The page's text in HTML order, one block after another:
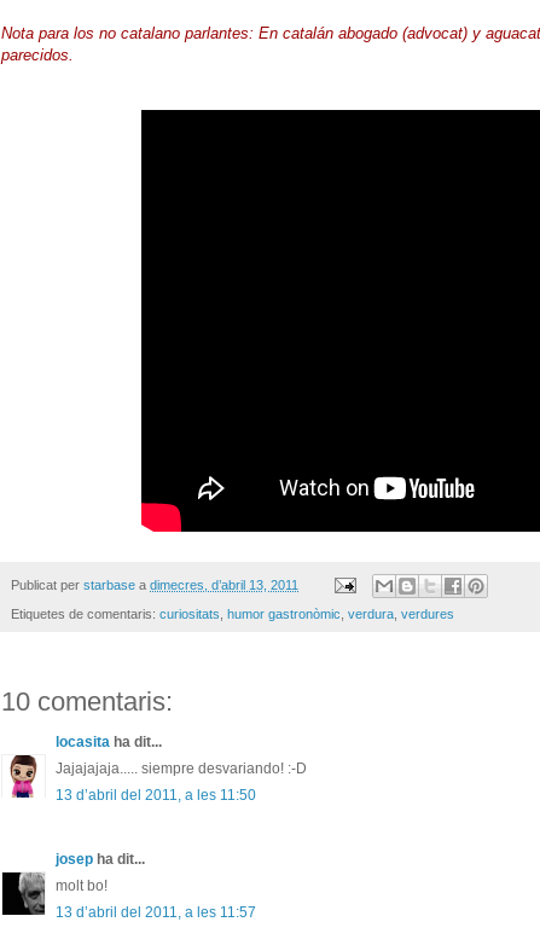
Nota para los no catalano parlantes: En catalán abogado (advocat) y
parecidos.
Publicat per starbase a dimecres, d’abril 13, 2011
Etiquetes de comentaris: curiositats humor gastronòmic verdura verdures
10 comentaris:
locasita ha dit...
Jajajajaja..... siempre desvariando! :-D
13 d’abril del 2011, a les 11:50
josep ha dit...
molt bo!
13 d’abril del 2011, a les 11:57